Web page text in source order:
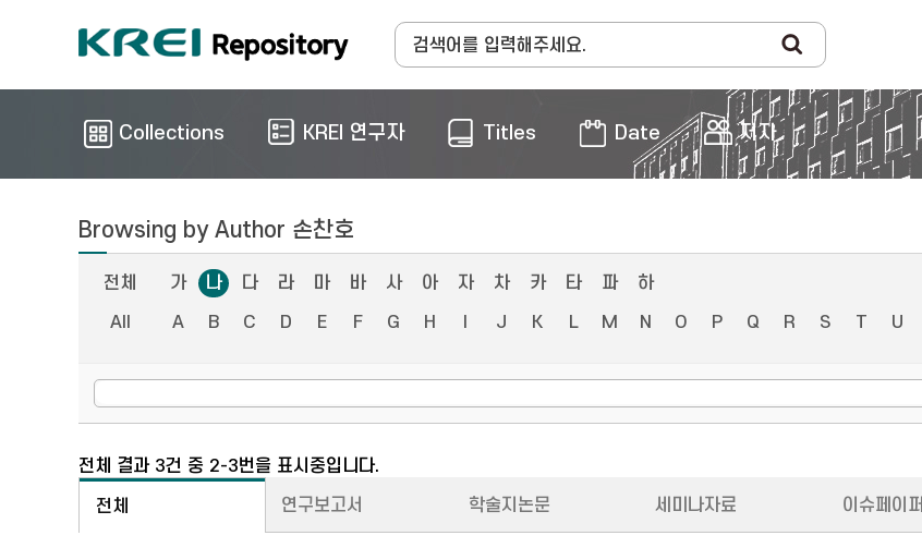
Collections KREI 연구자 Titles Date 저자
Browsing by Author 손찬호
전체 가 나 다 라 마 바 사 아 자 차 카 타 파
하
All
A B C D E F G H J K L M N O P Q R S T U
전체 결과 3건 중 2-3번을 표시중입니다.
전체 연구보고서 학술지논문 세미나자료 이슈페이퍼